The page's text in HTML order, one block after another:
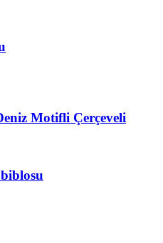
Motifli Çerçeveli